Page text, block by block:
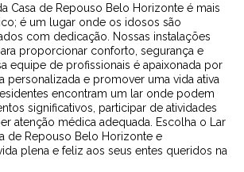
Casa de Repouso Belo Horizonte é mais
é um lugar onde os idosos são
com dedicação. Nossas instalações
proporcionar conforto, segurança e
equipe de profissionais é apaixonada por
personalizada e promover uma vida ativa
encontram um lar onde podem
significativos, participar de atividades
atenção médica adequada. Escolha o Lar
de Repouso Belo Horizonte e
plena e feliz aos seus entes queridos na